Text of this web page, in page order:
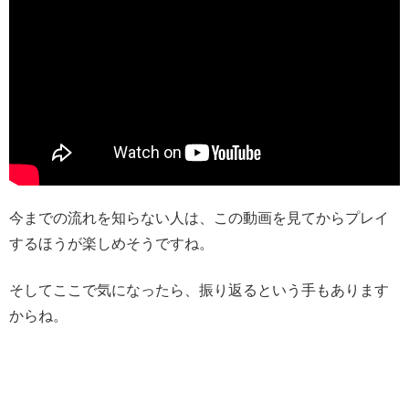
今までの流れを知らない人は、この動画を見てからプレイ
するほうが楽しめそうですね。
そしてここで気になったら、振り返るという手もあります
からね。